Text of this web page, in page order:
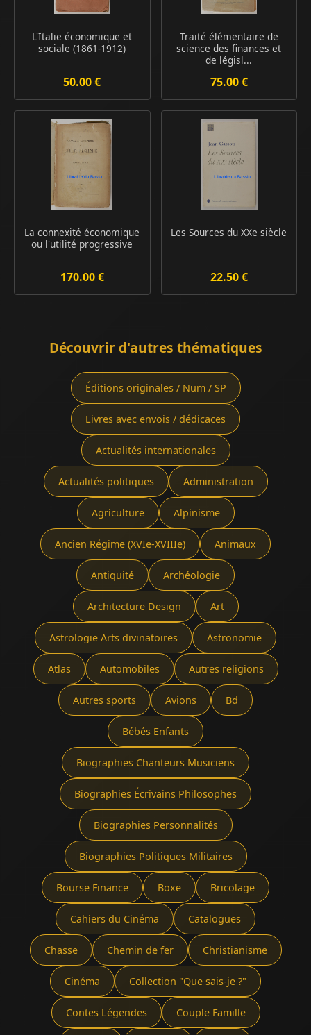
L'Italie économique et
sociale (1861-1912)
50.00 €
Traité élémentaire de
science des finances et
de législ...
75.00 €
La connexité économique
ou l'utilité progressive
170.00 €
Les Sources du XXe siècle
22.50 €
Découvrir d'autres thématiques
Éditions originales / Num / SP
Livres avec envois / dédicaces
Actualités internationales
Actualités politiques Administration
Agriculture Alpinisme
Ancien Régime (XVIe-XVIIIe) Animaux
Antiquité Archéologie
Architecture Design Art
Astrologie Arts divinatoires Astronomie
Atlas Automobiles Autres religions
Autres sports Avions Bd
Bébés Enfants
Biographies Chanteurs Musiciens
Biographies Écrivains Philosophes
Biographies Personnalités
Biographies Politiques Militaires
Bourse Finance Boxe Bricolage
Cahiers du Cinéma Catalogues
Chasse Chemin de fer Christianisme
Cinéma Collection "Que sais-je ?"
Contes Légendes Couple Famille